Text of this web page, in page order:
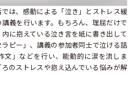
は、感動による「泣き」とストレス緩
義を行います。もちろん、理屈だけで
に抱えている泣き言を紙に書き出して
ピー」、講義の参加者同士で泣ける話
文」などを行い、能動的に涙を流しま
のストレスや抱え込んでいる悩みが解